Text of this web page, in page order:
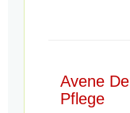
Avene
Pflege